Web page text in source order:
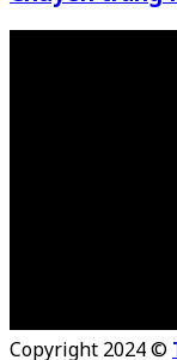
Copyright 2024 ©